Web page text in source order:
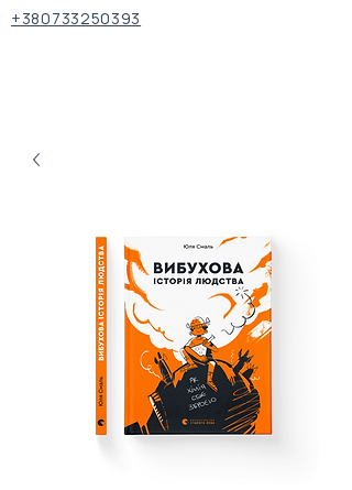
+380733250393